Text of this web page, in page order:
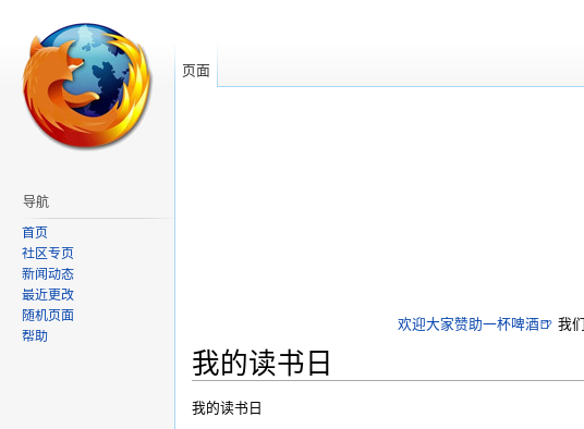
欢迎大家赞助一杯啤酒🍺 我
我的读书日
我的读书日
页面
导航
首页
社区专页
新闻动态
最近更改
随机页面
帮助